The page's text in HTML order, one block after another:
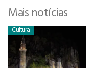
Mais notícias
Cultura